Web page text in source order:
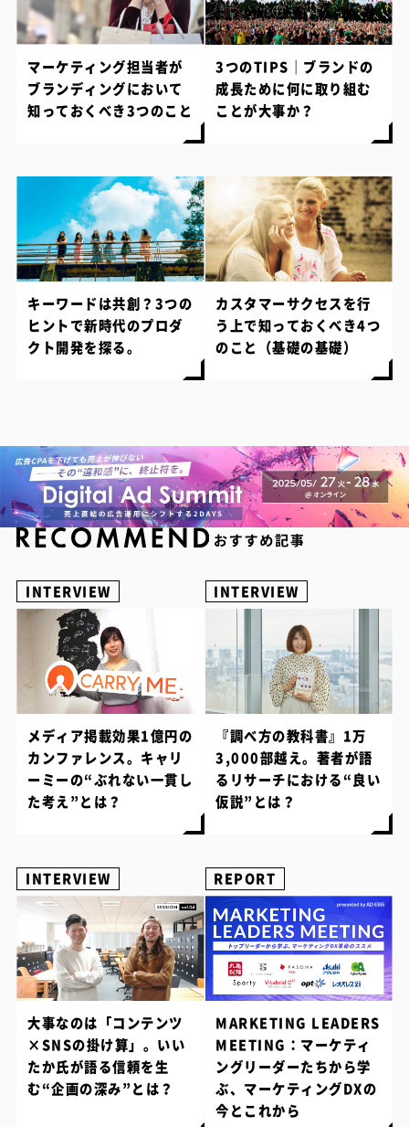
マーケティング担当者が
ブランディングにおいて
知っておくべき3つのこと
3つのTIPS｜ブランドの
成長ために何に取り組む
ことが大事か？
キーワードは共創？3つの
ヒントで新時代のプロダ
クト開発を探る。
カスタマーサクセスを行
う上で知っておくべき4つ
のこと（基礎の基礎）
INTERVIEW
メディア掲載効果1億円の
カンファレンス。キャリ
ーミーの“ぶれない一貫し
た考え”とは？
INTERVIEW
『調べ方の教科書』1万
3,000部越え。著者が語
るリサーチにおける“良い
仮説”とは？
INTERVIEW
大事なのは「コンテンツ
×SNSの掛け算」。いい
たか氏が語る信頼を生
む“企画の深み”とは？
REPORT
MARKETING LEADERS
MEETING：マーケティ
ングリーダーたちから学
ぶ、マーケティングDXの
今とこれから